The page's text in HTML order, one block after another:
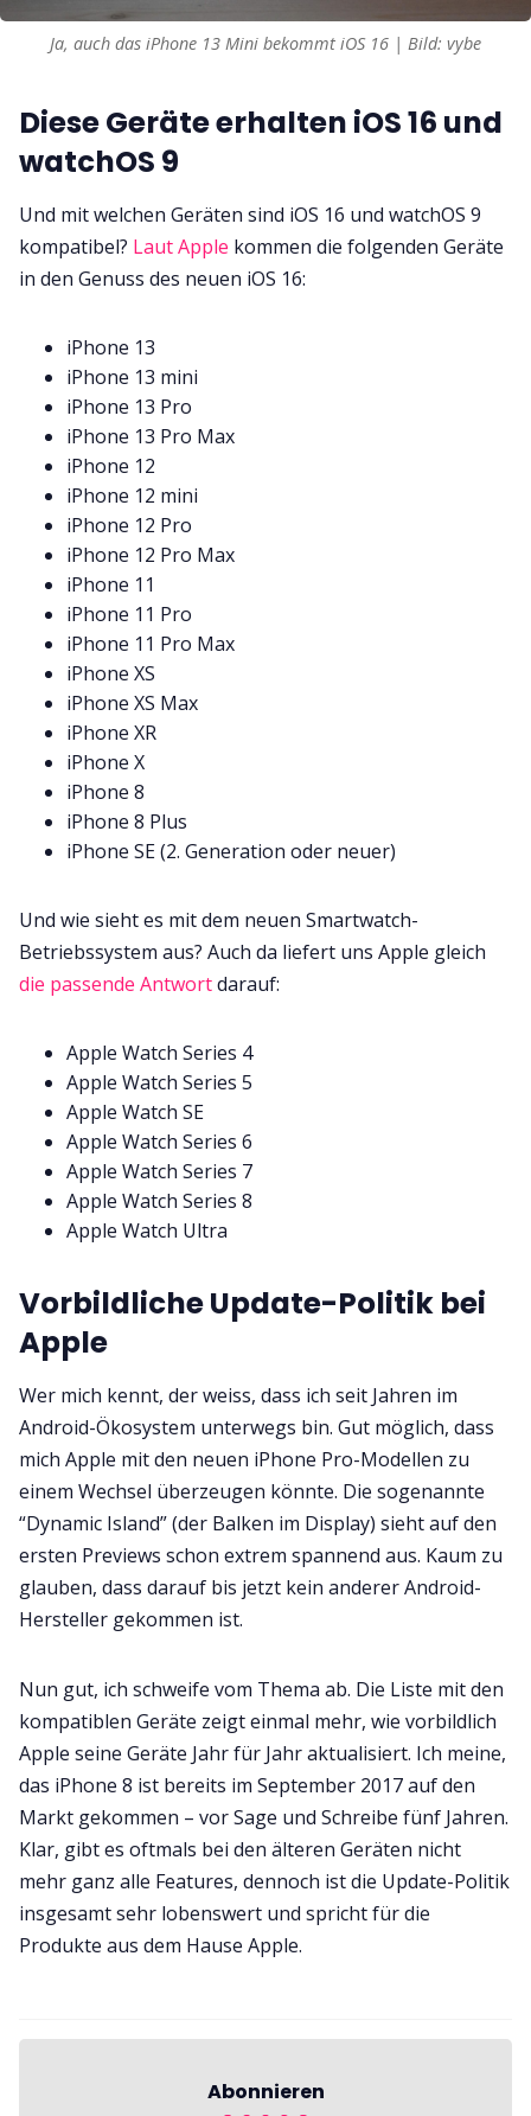
Ja, auch das iPhone 13 Mini bekommt iOS 16 | Bild: vybe
Diese Geräte erhalten iOS 16 und
watchOS 9
Und mit welchen Geräten sind iOS 16 und watchOS 9
kompatibel? Laut Apple kommen die folgenden Geräte
in den Genuss des neuen iOS 16:
iPhone 13
iPhone 13 mini
iPhone 13 Pro
iPhone 13 Pro Max
iPhone 12
iPhone 12 mini
iPhone 12 Pro
iPhone 12 Pro Max
iPhone 11
iPhone 11 Pro
iPhone 11 Pro Max
iPhone XS
iPhone XS Max
iPhone XR
iPhone X
iPhone 8
iPhone 8 Plus
iPhone SE (2. Generation oder neuer)
Und wie sieht es mit dem neuen Smartwatch-
Betriebssystem aus? Auch da liefert uns Apple gleich
die passende Antwortdarauf:
Apple Watch Series 4
Apple Watch Series 5
Apple Watch SE
Apple Watch Series 6
Apple Watch Series 7
Apple Watch Series 8
Apple Watch Ultra
Vorbildliche Update-Politik bei
Apple
Wer mich kennt, der weiss, dass ich seit Jahren im
Android-Ökosystem unterwegs bin. Gut möglich, dass
mich Apple mit den neuen iPhone Pro-Modellen zu
einem Wechsel überzeugen könnte. Die sogenannte
“Dynamic Island” (der Balken im Display) sieht auf den
ersten Previews schon extrem spannend aus. Kaum zu
glauben, dass darauf bis jetzt kein anderer Android-
Hersteller gekommen ist.
Nun gut, ich schweife vom Thema ab. Die Liste mit den
kompatiblen Geräte zeigt einmal mehr, wie vorbildlich
Apple seine Geräte Jahr für Jahr aktualisiert. Ich meine,
das iPhone 8 ist bereits im September 2017 auf den
Markt gekommen – vor Sage und Schreibe fünf Jahren.
Klar, gibt es oftmals bei den älteren Geräten nicht
mehr ganz alle Features, dennoch ist die Update-Politik
insgesamt sehr lobenswert und spricht für die
Produkte aus dem Hause Apple.
Abonnieren